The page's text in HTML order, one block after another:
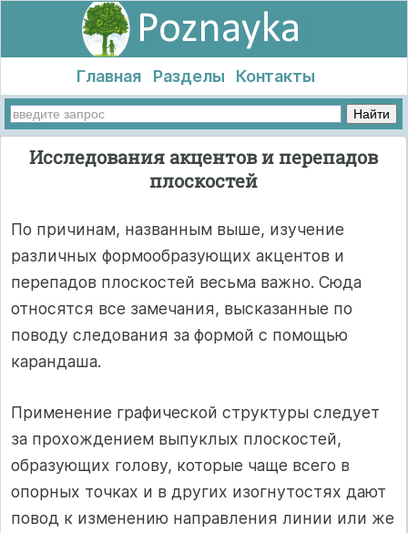
Главная Разделы Контакты
Исследования акцентов и перепадов
плоскостей
По причинам, названным выше, изучение
различных формообразующих акцентов и
перепадов плоскостей весьма важно. Сюда
относятся все замечания, высказанные по
поводу следования за формой с помощью
карандаша.
Применение графической структуры следует
за прохождением выпуклых плоскостей,
образующих голову, которые чаще всего в
опорных точках и в других изогнутостях дают
повод к изменению направления линии или же